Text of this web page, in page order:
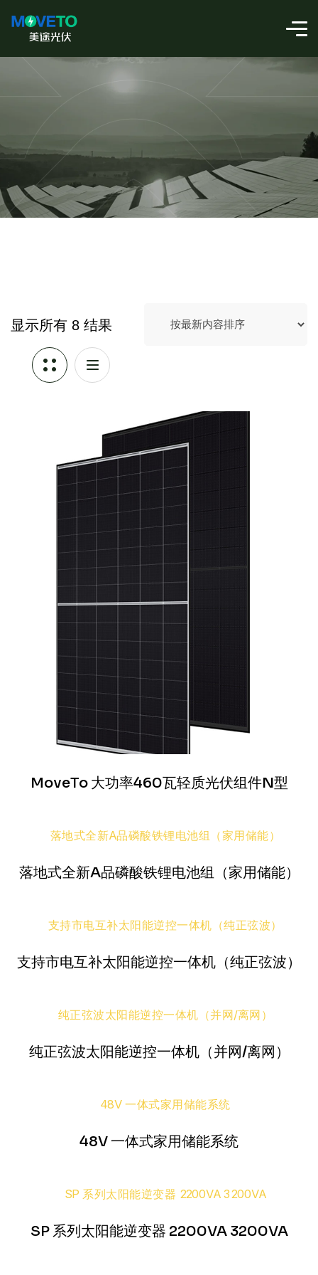
显示所有 8 结果
MoveTo 大功率460瓦轻质光伏组件N型
落地式全新A品磷酸铁锂电池组（家用储能）
支持市电互补太阳能逆控一体机（纯正弦波）
纯正弦波太阳能逆控一体机（并网/离网）
48V 一体式家用储能系统
SP 系列太阳能逆变器 2200VA 3200VA